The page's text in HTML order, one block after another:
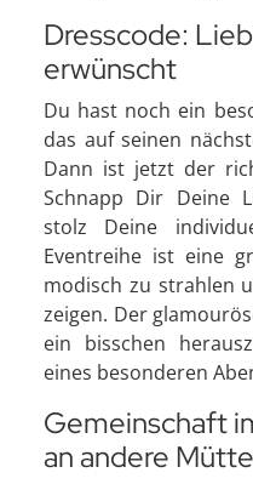
Dresscode:
erwünscht
Du hast noch ein
das auf seinen
Dann ist jetzt der
Schnapp Dir Deine
stolz Deine
Eventreihe ist eine
modisch zu strahlen
zeigen. Der
ein bisschen
eines besonderen
Gemeinschaft
an andere